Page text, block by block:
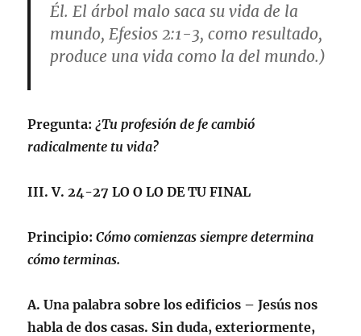
Él. El árbol malo saca su vida de la
mundo, Efesios 2:1-3, como resultado,
produce una vida como la del mundo.)
Pregunta:¿Tu profesión de fe cambió
radicalmente tu vida?
III. V. 24-27LO O LO DE TU FINAL
Principio:Cómo comienzas siempre determina
cómo terminas.
A.Una palabra sobre los edificios – Jesús nos
habla de dos casas. Sin duda, exteriormente,